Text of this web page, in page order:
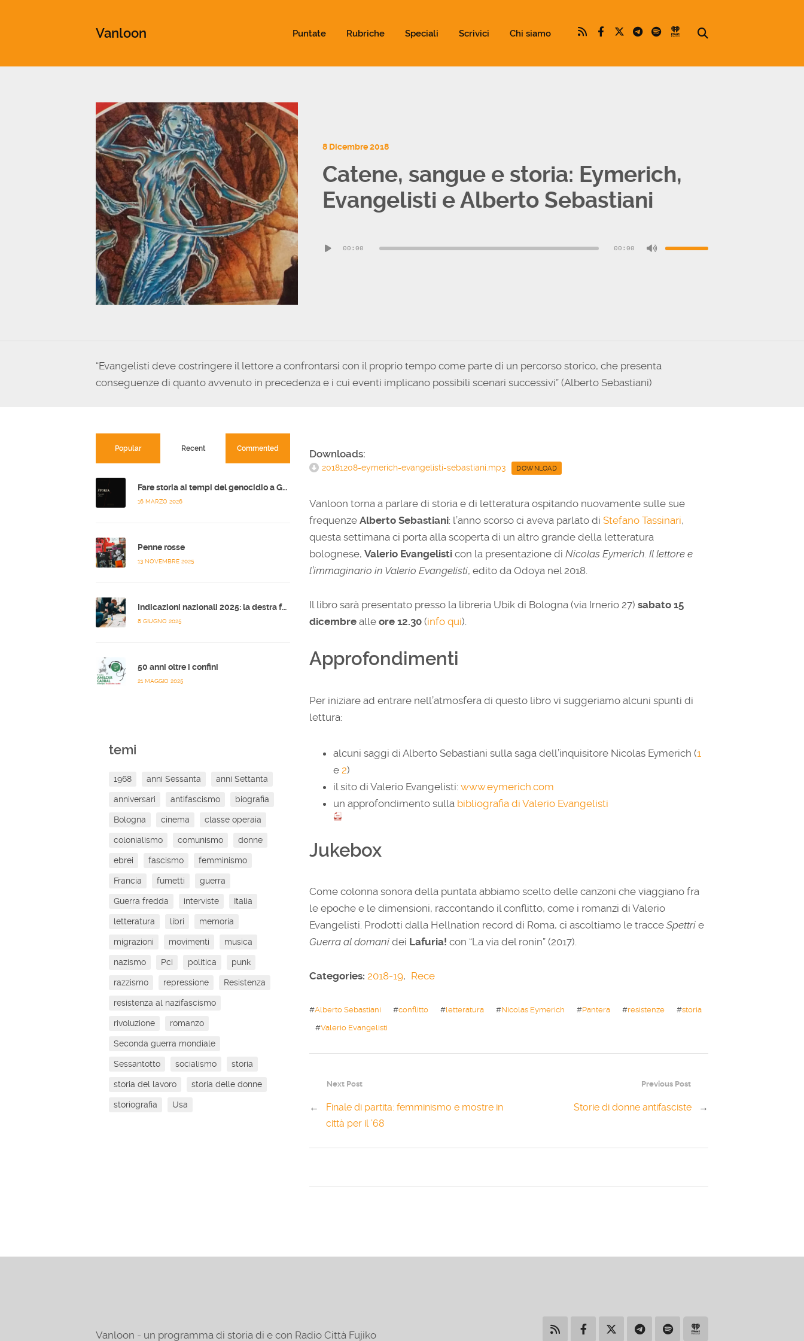
Vanloon Puntate Rubriche Speciali Scrivici Chi siamo
8 Dicembre 2018
Catene, sangue e storia: Eymerich,
Evangelisti e Alberto Sebastiani
Player00:00 00:00
freccia
“Evangelisti deve costringere il lettore a confrontarsi con il proprio tempo come parte di un percorso storico, che presenta
conseguenze di quanto avvenuto in precedenza e i cui eventi implicano possibili scenari successivi” (Alberto Sebastiani)
Downloads:
20181208-eymerich-evangelisti-sebastiani.mp3 DOWNLOAD
Vanloon torna a parlare di storia e di letteratura ospitando nuovamente sulle sue
frequenzeAlberto Sebastiani: l’anno scorso ci aveva parlato diStefano Tassinari,
questa settimana ci porta alla scoperta di un altro grande della letteratura
bolognese,Valerio Evangelisti con la presentazione diNicolas Eymerich. Il lettore e
l’immaginario in Valerio Evangelisti, edito da Odoya nel 2018.
Il libro sarà presentato presso la libreria Ubik di Bologna (via Irnerio 27)sabato 15
dicembre alleore 12.30 (info qui).
Approfondimenti
Per iniziare ad entrare nell’atmosfera di questo libro vi suggeriamo alcuni spunti di
lettura:
alcuni saggi di Alberto Sebastiani sulla saga dell’inquisitore Nicolas Eymerich (1
e 2)
il sito di Valerio Evangelisti:www.eymerich.com
un approfondimento sulla bibliografia di Valerio Evangelisti
Jukebox
Come colonna sonora della puntata abbiamo scelto delle canzoni che viaggiano fra
le epoche e le dimensioni, raccontando il conflitto, come i romanzi di Valerio
Evangelisti. Prodotti dalla Hellnation record di Roma, ci ascoltiamo le tracceSpettri e
Guerra al domani dei Lafuria! con “La via del ronin” (2017).
Categories:2018-19, Rece
#Alberto Sebastiani #conflitto #letteratura #Nicolas Eymerich #Pantera #resistenze #storia
#Valerio Evangelisti
Previous Post
Storie di donne antifasciste →
Next Post
←
Finale di partita: femminismo e mostre in
città per il ’68
Popular Recent Commented
Fare storia ai tempi del genocidio a Gaza
16 MARZO 2026
Penne rosse
13 NOVEMBRE 2025
Indicazioni nazionali 2025: la destra fa scuola?
8 GIUGNO 2025
50 anni oltre i confini
21 MAGGIO 2025
temi
1968 anni Sessanta anni Settanta
anniversari antifascismo biografia
Bologna cinema classe operaia
colonialismo comunismo donne
ebrei fascismo femminismo
Francia fumetti guerra
Guerra fredda interviste Italia
letteratura libri memoria
migrazioni movimenti musica
nazismo Pci politica punk
razzismo repressione Resistenza
resistenza al nazifascismo
rivoluzione romanzo
Seconda guerra mondiale
Sessantotto socialismo storia
storia del lavoro storia delle donne
storiografia Usa
Vanloon - un programma di storia di e con Radio Città Fujiko